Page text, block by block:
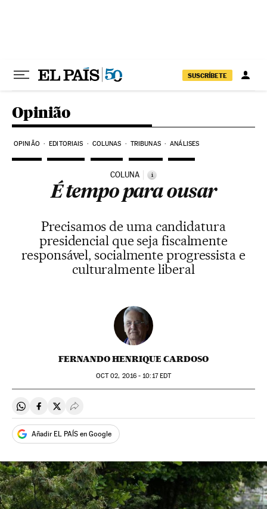
SUSCRÍBETE
Opinião
OPINIÃO EDITORIAIS COLUNAS TRIBUNAS ANÁLISES
COLUNA i
É tempo para ousar
Precisamos de uma candidatura
presidencial que seja fiscalmente
responsável, socialmente progressista e
culturalmente liberal
FERNANDO HENRIQUE CARDOSO
OCT02, 2016 - 10:17EDT
Compartir en Whatsapp
Compartir en Facebook
Compartir en Twitter
Desplegar Redes Sociales
Añadir EL PAÍS en Google